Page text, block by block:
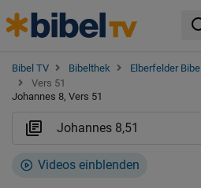
Bibel TV Bibelthek Elberfelder Bibel
Vers 51
Johannes 8, Vers 51
Videos einblenden